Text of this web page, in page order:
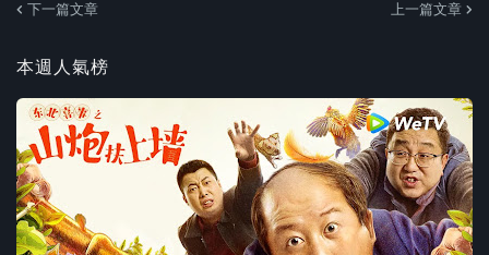
下一篇文章 上一篇文章
本週人氣榜